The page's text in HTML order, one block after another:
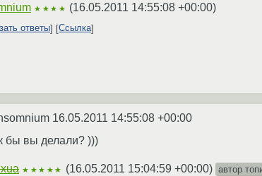
★★★★ (16.05.2011 14:55:08 +00:00)
ответы Ссылка
16.05.2011 14:55:08 +00:00
бы вы делали? )))
★★★★★ (16.05.2011 15:04:59 +00:00) автор